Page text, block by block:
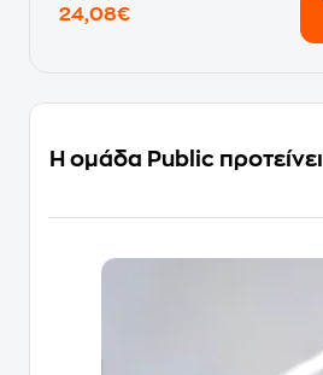
24,08€
Η ομάδα Public προτείνει